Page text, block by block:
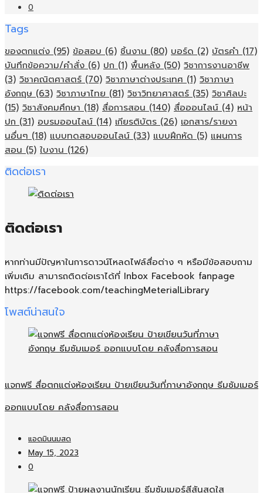
0
Tags
ของตกแต่ง (95) ข้อสอบ (6) ชิ้นงาน (80) บอร์ด (2) บัตรคำ (17)
บันทึกข้อความ/คำสั่ง (6) ปก (1) พื้นหลัง (50) วิชาการงานอาชีพ
(3) วิชาคณิตศาสตร์ (70) วิชาภาษาต่างประเทศ (1) วิชาภาษา
อังกฤษ (63) วิชาภาษาไทย (81) วิชาวิทยาศาสตร์ (35) วิชาศิลปะ
(15) วิชาสังคมศึกษา (18) สื่อการสอน (140) สื่อออนไลน์ (4) หน้า
ปก (31) อบรมออนไลน์ (14) เกียรติบัตร (26) เอกสาร/รายงา
นอื่นๆ (18) แบบทดสอบออนไลน์ (33) แบบฝึกหัด (5) แผนการ
สอน (5) ใบงาน (126)
ติดต่อเรา
ติดต่อเรา
หากท่านมีปัญหาในการดาวน์โหลดไฟล์สื่อต่าง ๆ หรือมีข้อสอบถาม
เพิ่มเติม สามารถติดต่อเราได้ที่ Inbox Facebook fanpage
https://facebook.com/teachingMeterialLibrary
โพสต์น่าสนใจ
แจกฟรี สื่อตกแต่งห้องเรียน ป้ายเขียนวันที่ภาษาอังกฤษ ธีมซัมเมอร์
ออกแบบโดย คลังสื่อการสอน
แอดมินนมสด
May 15, 2023
0